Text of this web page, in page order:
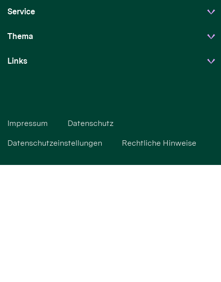
Service
Thema
Links
Impressum Datenschutz
Datenschutzeinstellungen Rechtliche Hinweise